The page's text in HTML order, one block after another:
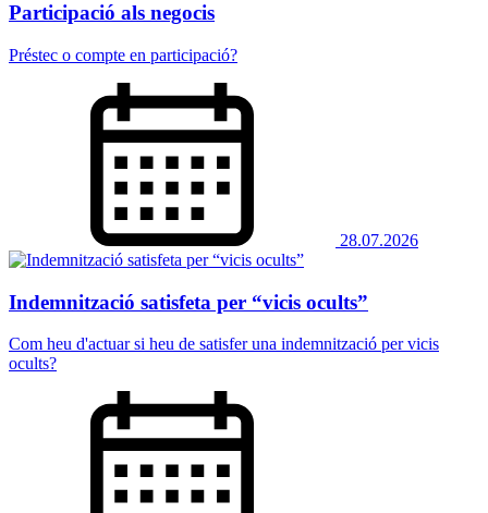
Participació als negocis
Préstec o compte en participació?
28.07.2026
Indemnització satisfeta per “vicis ocults”
Com heu d'actuar si heu de satisfer una indemnització per vicis
ocults?